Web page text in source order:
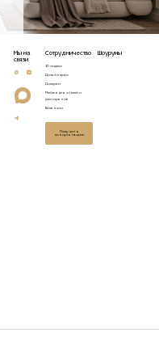
Мы на
связи
Сотрудничество
3D модели
Дизайнерам
Дилерам
Мебель для отелей и
ресторанов
Вакансии
Получить
консультацию
Шоурумы